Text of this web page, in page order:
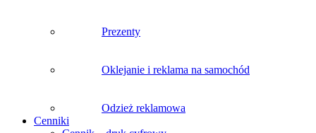
Prezenty
Oklejanie i reklama na samochód
Odzież reklamowa
Cenniki